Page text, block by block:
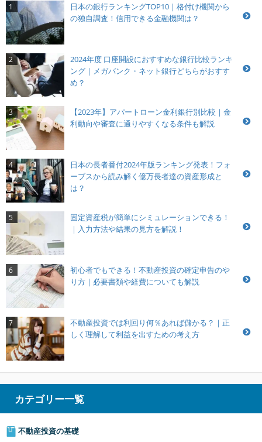
1
日本の銀行ランキングTOP10｜格付け機関から
の独自調査！信用できる金融機関は？
2
2024年度 口座開設におすすめな銀行比較ランキ
ング｜メガバンク・ネット銀行どちらがおすす
め？
3
【2023年】アパートローン金利銀行別比較｜金
利動向や審査に通りやすくなる条件も解説
4
日本の長者番付2024年版ランキング発表！フォ
ーブスから読み解く億万長者達の資産形成と
は？
5
固定資産税が簡単にシミュレーションできる！
｜入力方法や結果の見方を解説！
6
初心者でもできる！不動産投資の確定申告のや
り方｜必要書類や経費についても解説
7
不動産投資では利回り何％あれば儲かる？｜正
しく理解して利益を出すための考え方
カテゴリー一覧
不動産投資の基礎